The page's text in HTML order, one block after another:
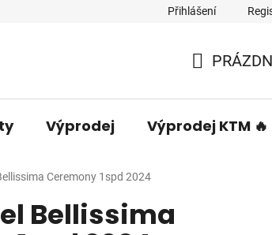
Přihlášení
KOŠÍK
Výprodej Výprodej KTM 🔥
Ceremony 1spd 2024
Bellissima